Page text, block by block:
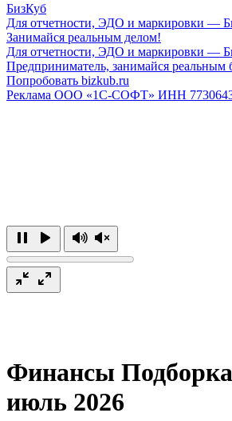
БизКуб
Для отчетности, ЭДО и маркировки —
Занимайся реальным делом!
Для отчетности, ЭДО и маркировки —
Предприниматель, занимайся реальным
Попробовать bizkub.ru
Реклама ООО «1С-СОФТ» ИНН
Финансы
июль 2026